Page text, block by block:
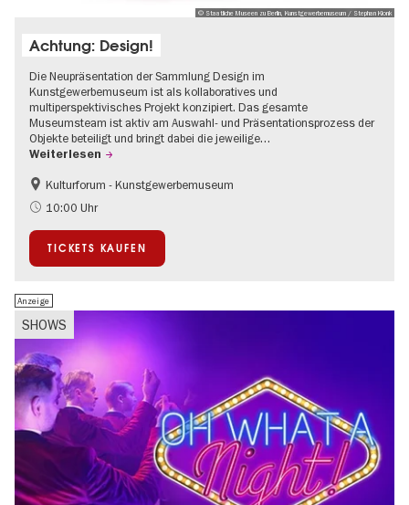
© Staatliche Museen zu Berlin, Kunstgewerbemuseum / Stephan Klonk
Achtung: Design!
Die Neupräsentation der Sammlung Design im
Kunstgewerbemuseum ist als kollaboratives und
multiperspektivisches Projekt konzipiert. Das gesamte
Museumsteam ist aktiv am Auswahl- und Präsentationsprozess der
Objekte beteiligt und bringt dabei die jeweilige…
Weiterlesen
Mode und Design
Kulturforum - Kunstgewerbemuseum
10:00 Uhr
TICKETS KAUFEN
SHOWS
Anzeige